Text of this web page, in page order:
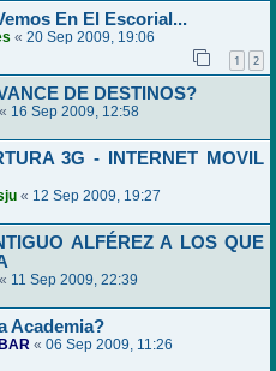
En El Escorial...
« 20 Sep 2009, 19:06
1 2
DE DESTINOS?
« 16 Sep 2009, 12:58
3G - INTERNET MOVIL
« 12 Sep 2009, 19:27
ALFÉREZ A LOS QUE
« 11 Sep 2009, 22:39
Academia?
« 06 Sep 2009, 11:26